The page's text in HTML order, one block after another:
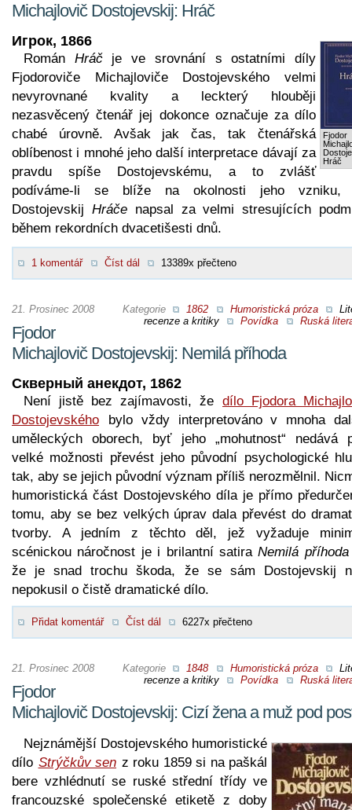
Michajlovič Dostojevskij: Hráč
Fjodor
Hráč
Игрок, 1866
Román Hráčje ve srovnání s ostatními díly
Fjodoroviče Michajloviče Dostojevského velmi
nevyrovnané kvality a leckterý hlouběji
nezasvěcený čtenář jej dokonce označuje za dílo
chabé úrovně. Avšak jak čas, tak čtenářská
oblíbenost i mnohé jeho další interpretace dávají za
pravdu spíše Dostojevskému, a to zvlášť
podíváme-li se blíže na okolnosti jeho vzniku,
Dostojevskij Hráčenapsal za velmi stresujících
během rekordních dvacetišesti dnů.
1 komentář Číst dál 13389x přečteno
Kategorie 1862 Humoristická próza
recenze a kritiky
Povídka Ruská
21. Prosinec 2008
Fjodor
Michajlovič Dostojevskij: Nemilá příhoda
Скверный анекдот, 1862
Není jistě bez zajímavosti, že dílo Fjodora
Dostojevského bylo vždy interpretováno v mnoha
uměleckých oborech, byť jeho „mohutnost“ nedává
velké možnosti převést jeho původní psychologické
tak, aby se jejich původní význam příliš nerozmělnil.
humoristická část Dostojevského díla je přímo
tomu, aby se bez velkých úprav dala převést do
tvorby. A jedním z těchto děl, jež vyžaduje
scénickou náročnost je i brilantní satiraNemilá příhoda
že je snad trochu škoda, že se sám Dostojevskij
nepokusil o čistě dramatické dílo.
Přidat komentář Číst dál 6227x přečteno
Kategorie 1848 Humoristická próza
recenze a kritiky
Povídka Ruská
21. Prosinec 2008
Fjodor
Michajlovič Dostojevskij: Cizí žena a muž pod
Nejznámější Dostojevského humoristické
dílo Strýčkův sen z roku 1859 si na paškál
bere vzhlédnutí se ruské střední třídy ve
francouzské společenské etiketě z doby